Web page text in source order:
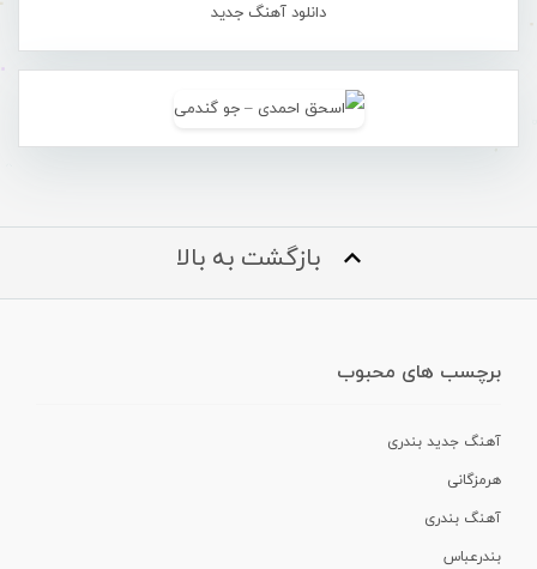
دانلود آهنگ جدید
بازگشت به بالا
برچسب های محبوب
آهنگ جدید بندری
هرمزگانی
آهنگ بندری
بندرعباس